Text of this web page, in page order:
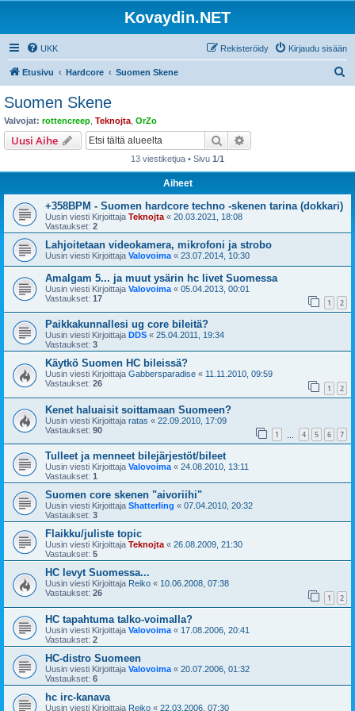
Kovaydin.NET
UKK Kirjaudu sisään
Rekisteröidy
Etusivu Hardcore Suomen Skene
Suomen Skene
Valvojat: rottencreep Teknojta OrZo
Uusi Aihe Etsi
13 viestiketjua • Sivu 1/1
Aiheet
+358BPM - Suomen hardcore techno -skenen tarina (dokkari)
Uusin viesti Kirjoittaja Teknojta « 20.03.2021, 18:08
Vastaukset: 2
Lahjoitetaan videokamera, mikrofoni ja strobo
Uusin viesti Kirjoittaja Valovoima « 23.07.2014, 10:30
Amalgam 5... ja muut ysärin hc livet Suomessa
Uusin viesti Kirjoittaja Valovoima « 05.04.2013, 00:01
Vastaukset: 17 1 2
Paikkakunnallesi ug core bileitä?
Uusin viesti Kirjoittaja DDS « 25.04.2011, 19:34
Vastaukset: 3
Käytkö Suomen HC bileissä?
Uusin viesti Kirjoittaja Gabbersparadise « 11.11.2010, 09:59
Vastaukset: 26 1 2
Kenet haluaisit soittamaan Suomeen?
Uusin viesti Kirjoittaja ratas « 22.09.2010, 17:09
Vastaukset: 90 1 4 5 6 7
Tulleet ja menneet bilejärjestöt/bileet
Uusin viesti Kirjoittaja Valovoima« 24.08.2010, 13:11
Vastaukset: 1
Suomen core skenen "aivoriihi"
Uusin viesti Kirjoittaja Shatterling « 07.04.2010, 20:32
Vastaukset: 3
Flaikku/juliste topic
Uusin viesti Kirjoittaja Teknojta« 26.08.2009, 21:30
Vastaukset: 5
HC levyt Suomessa...
Uusin viesti Kirjoittaja Reiko « 10.06.2008, 07:38
Vastaukset: 26 1 2
HC tapahtuma talko-voimalla?
Uusin viesti Kirjoittaja Valovoima « 17.08.2006, 20:41
Vastaukset: 2
HC-distro Suomeen
Uusin viesti Kirjoittaja Valovoima « 20.07.2006, 01:32
Vastaukset: 6
hc irc-kanava
Uusin viesti Kirjoittaja Reiko « 22.03.2006, 07:30